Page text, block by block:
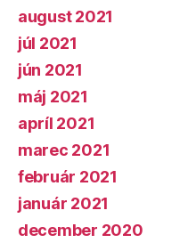
august 2021
júl 2021
jún 2021
máj 2021
apríl 2021
marec 2021
február 2021
január 2021
december 2020